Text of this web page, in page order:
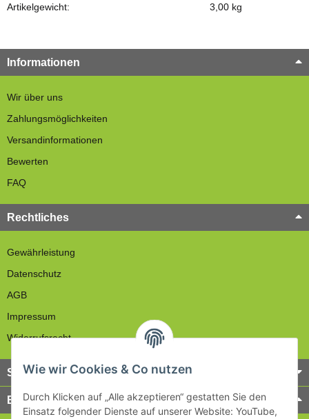
Artikelgewicht:
3,00 kg
Informationen
Wir über uns
Zahlungsmöglichkeiten
Versandinformationen
Bewerten
FAQ
Rechtliches
Gewährleistung
Datenschutz
AGB
Impressum
Widerrufsrecht
Service
Bezahlung & Versand
Wie wir Cookies & Co nutzen
Durch Klicken auf „Alle akzeptieren“ gestatten Sie den
Einsatz folgender Dienste auf unserer Website: YouTube,